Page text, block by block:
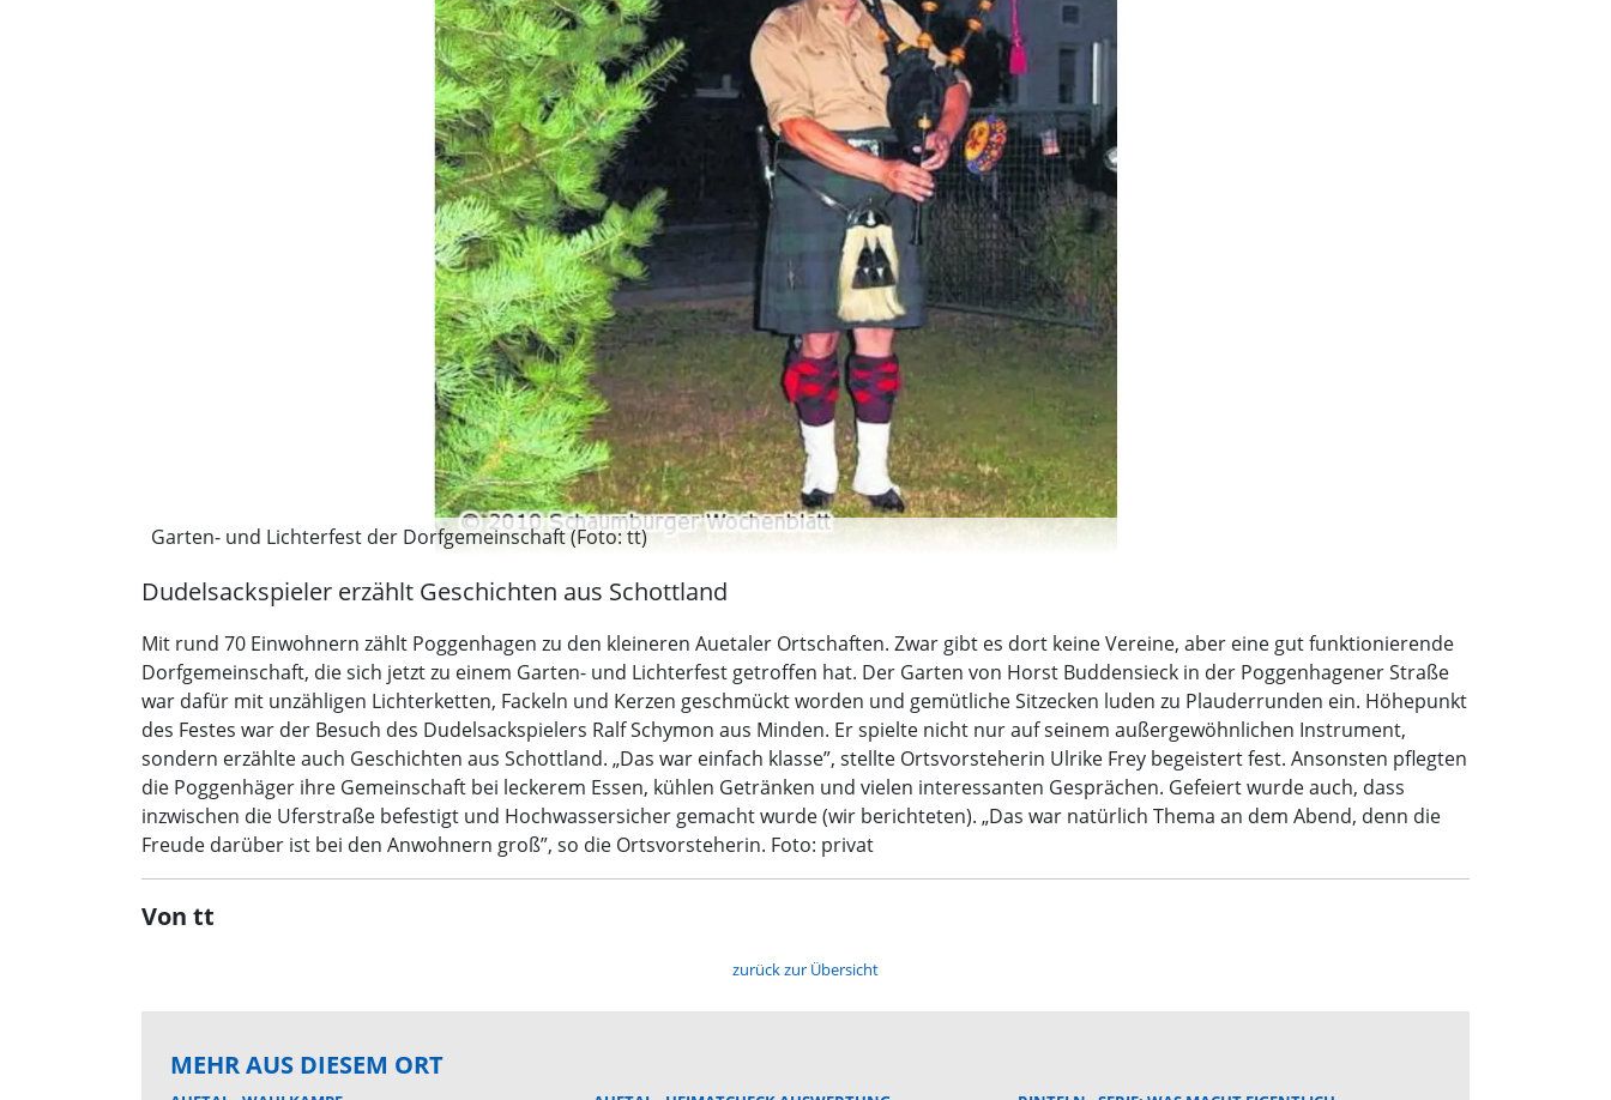
Garten- und Lichterfest der Dorfgemeinschaft (Foto: tt)
Dudelsackspieler erzählt Geschichten aus Schottland
Mit rund 70 Einwohnern zählt Poggenhagen zu den kleineren Auetaler Ortschaften. Zwar gibt es dort keine Vereine, aber eine gut funktionierende
Dorfgemeinschaft, die sich jetzt zu einem Garten- und Lichterfest getroffen hat. Der Garten von Horst Buddensieck in der Poggenhagener Straße
war dafür mit unzähligen Lichterketten, Fackeln und Kerzen geschmückt worden und gemütliche Sitzecken luden zu Plauderrunden ein. Höhepunkt
des Festes war der Besuch des Dudelsackspielers Ralf Schymon aus Minden. Er spielte nicht nur auf seinem außergewöhnlichen Instrument,
sondern erzählte auch Geschichten aus Schottland. „Das war einfach klasse”, stellte Ortsvorsteherin Ulrike Frey begeistert fest. Ansonsten pflegten
die Poggenhäger ihre Gemeinschaft bei leckerem Essen, kühlen Getränken und vielen interessanten Gesprächen. Gefeiert wurde auch, dass
inzwischen die Uferstraße befestigt und Hochwassersicher gemacht wurde (wir berichteten). „Das war natürlich Thema an dem Abend, denn die
Freude darüber ist bei den Anwohnern groß”, so die Ortsvorsteherin. Foto: privat
Von tt
zurück zur Übersicht
MEHR AUS DIESEM ORT